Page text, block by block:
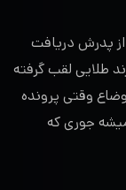
از پدرش دریافت
طلایی لقب گرفته
وقتی پرونده
جوری که